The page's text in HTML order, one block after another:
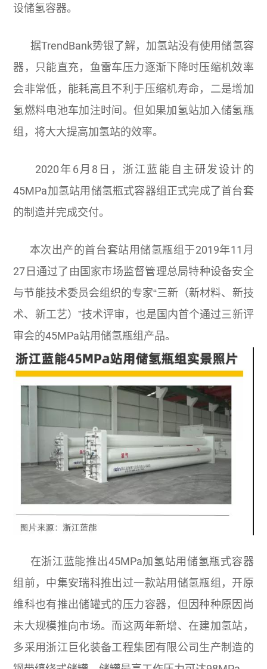
设储氢容器。
据TrendBank势银了解，加氢站没有使用储氢容
器，只能直充，鱼雷车压力逐渐下降时压缩机效率
会非常低，能耗高且不利于压缩机寿命，二是增加
氢燃料电池车加注时间。但如果加氢站加入储氢瓶
组，将大大提高加氢站的效率。
2020年6月8日，浙江蓝能自主研发设计的
45MPa加氢站用储氢瓶式容器组正式完成了首台套
的制造并完成交付。
本次出产的首台套站用储氢瓶组于2019年11月
27日通过了由国家市场监督管理总局特种设备安全
与节能技术委员会组织的专家“三新（新材料、新技
术、新工艺）”技术评审，也是国内首个通过三新评
审会的45MPa站用储氢瓶组产品。
在浙江蓝能推出45MPa加氢站用储氢瓶式容器
组前，中集安瑞科推出过一款站用储氢瓶组，开原
维科也有推出储罐式的压力容器，但因种种原因尚
未大规模推向市场。而这两年新增、在建加氢站，
多采用浙江巨化装备工程集团有限公司生产制造的